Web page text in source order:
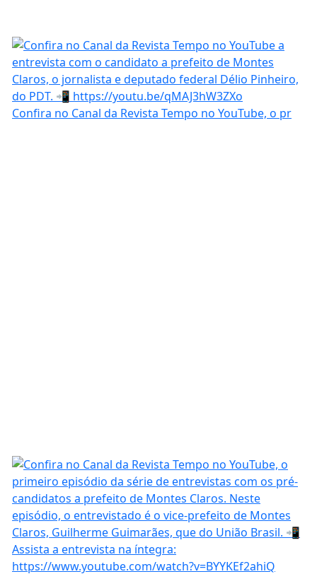
Confira no Canal da Revista Tempo no YouTube, o pr